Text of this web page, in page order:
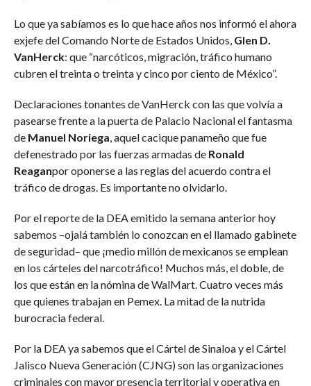
Lo que ya sabíamos es lo que hace años nos informó el ahora
exjefe del Comando Norte de Estados Unidos, Glen D.
VanHerck: que “narcóticos, migración, tráfico humano
cubren el treinta o treinta y cinco por ciento de México”.
Declaraciones tonantes de VanHerck con las que volvía a
pasearse frente a la puerta de Palacio Nacional el fantasma
de Manuel Noriega, aquel cacique panameño que fue
defenestrado por las fuerzas armadas de Ronald
Reaganpor oponerse a las reglas del acuerdo contra el
tráfico de drogas. Es importante no olvidarlo.
Por el reporte de la DEA emitido la semana anterior hoy
sabemos –ojalá también lo conozcan en el llamado gabinete
de seguridad– que ¡medio millón de mexicanos se emplean
en los cárteles del narcotráfico! Muchos más, el doble, de
los que están en la nómina de WalMart. Cuatro veces más
que quienes trabajan en Pemex. La mitad de la nutrida
burocracia federal.
Por la DEA ya sabemos que el Cártel de Sinaloa y el Cártel
Jalisco Nueva Generación (CJNG) son las organizaciones
criminales con mayor presencia territorial y operativa en